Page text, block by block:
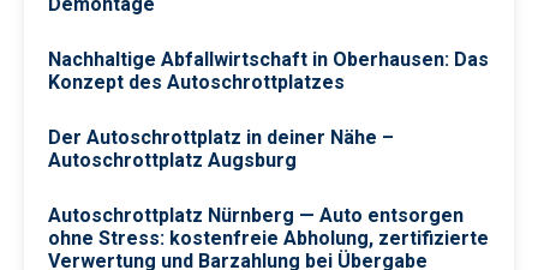
Nachhaltige Abfallwirtschaft in Oberhausen: Das
Konzept des Autoschrottplatzes
Der Autoschrottplatz in deiner Nähe –
Autoschrottplatz Augsburg
Autoschrottplatz Nürnberg — Auto entsorgen
ohne Stress: kostenfreie Abholung, zertifizierte
Verwertung und Barzahlung bei Übergabe